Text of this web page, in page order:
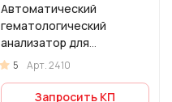
Автоматический
гематологический
анализатор для
ветеринарии Abacus
Junior 5 VET
5 Арт.2410
Запросить КП